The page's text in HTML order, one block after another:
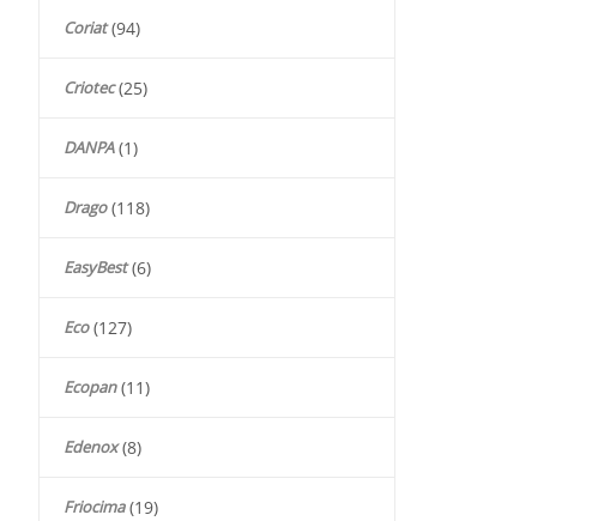
Coriat (94)
Criotec (25)
DANPA (1)
Drago (118)
EasyBest (6)
Eco (127)
Ecopan (11)
Edenox (8)
Friocima (19)